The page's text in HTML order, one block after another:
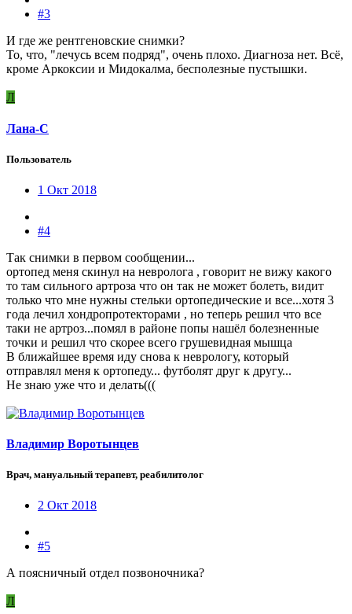
#3
И где же рентгеновские снимки?
То, что, "лечусь всем подряд", очень плохо. Диагноза нет. Всё,
кроме Аркоксии и Мидокалма, бесполезные пустышки.
Л
Лана-С
Пользователь
1 Окт 2018
#4
Так снимки в первом сообщении...
ортопед меня скинул на невролога , говорит не вижу какого
то там сильного артроза что он так не может болеть, видит
только что мне нужны стельки ортопедические и все...хотя 3
года лечил хондропротекторами , но теперь решил что все
таки не артроз...помял в районе попы нашёл болезненные
точки и решил что скорее всего грушевидная мышца
В ближайшее время иду снова к неврологу, который
отправлял меня к ортопеду... футболят друг к другу...
Не знаю уже что и делать(((
Владимир Воротынцев
Врач, мануальный терапевт, реабилитолог
2 Окт 2018
#5
А поясничный отдел позвоночника?
Л